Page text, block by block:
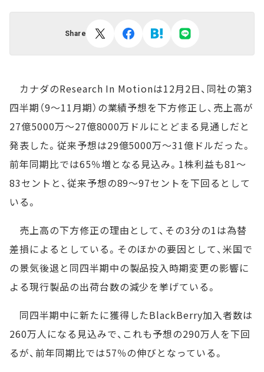
Share
カナダのResearch In Motionは12月2日、同社の第3
四半期（9～11月期）の業績予想を下方修正し、売上高が
27億5000万～27億8000万ドルにとどまる見通しだと
発表した。従来予想は29億5000万～31億ドルだった。
前年同期比では65％増となる見込み。1株利益も81～
83セントと、従来予想の89～97セントを下回るとして
いる。
売上高の下方修正の理由として、その3分の1は為替
差損によるとしている。そのほかの要因として、米国で
の景気後退と同四半期中の製品投入時期変更の影響に
よる現行製品の出荷台数の減少を挙げている。
同四半期中に新たに獲得したBlackBerry加入者数は
260万人になる見込みで、これも予想の290万人を下回
るが、前年同期比では57％の伸びとなっている。